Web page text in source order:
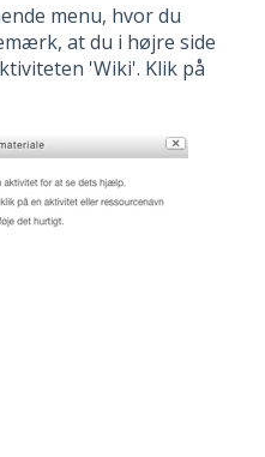
menu, hvor du
at du i højre side
'Wiki'. Klik på